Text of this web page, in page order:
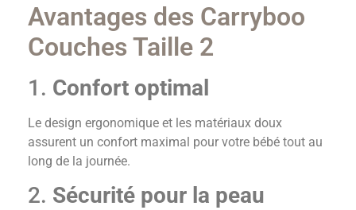
Avantages des Carryboo
Couches Taille 2
1. Confort optimal
Le design ergonomique et les matériaux doux
assurent un confort maximal pour votre bébé tout au
long de la journée.
2. Sécurité pour la peau